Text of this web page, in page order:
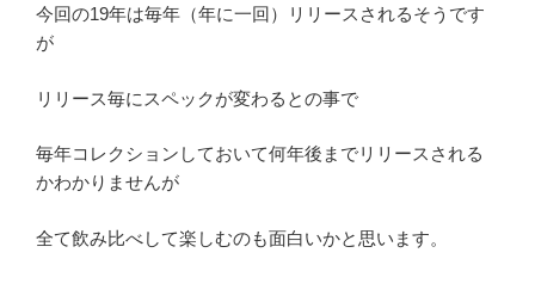
今回の19年は毎年（年に一回）リリースされるそうです
が
リリース毎にスペックが変わるとの事で
毎年コレクションしておいて何年後までリリースされる
かわかりませんが
全て飲み比べして楽しむのも面白いかと思います。